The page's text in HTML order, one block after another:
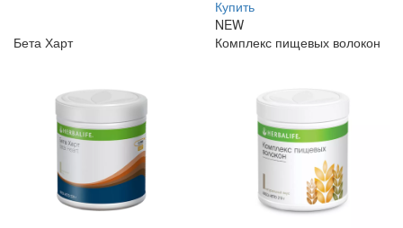
Купить
NEW
Бета Харт
Комплекс пищевых волокон